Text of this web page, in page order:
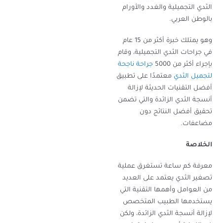
الثدي التجميلية والغدد والأورام
بالوطن العربي.
وهو يمتلك خبرة أكثر من 15 عام
في جراحات الثدي التجميلية، وقام
بإجراء أكثر من 5000
جراحة ناجحة
لتجميل الثدي معتمدًا على تطبيق
أفضل التقنيات الحديثة لإزالة
أنسجة الثدي الزائدة والتي تضمن
تحقيق أفضل النتائج دون
مضاعفات.
الخلاصة
معرفة كم ساعة تستغرق عملية
تصغير الثدي يعتمد على العديد
من العوامل وأهمها التقنية التي
يستخدمها الطبيب المتخصص
لإزالة أنسجة الثدي الزائدة، ولكن